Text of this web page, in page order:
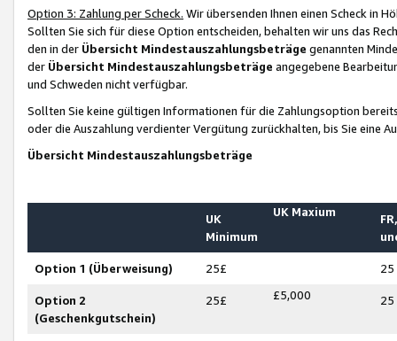
Option 3: Zahlung per Scheck. Wir übersenden Ihnen einen Scheck in
Sollten Sie sich für diese Option entscheiden, behalten wir uns das
den in der Übersicht Mindestauszahlungsbeträge genannten
der Übersicht Mindestauszahlungsbeträge angegebene
und Schweden nicht verfügbar.
Sollten Sie keine gültigen Informationen für die Zahlungsoption
oder die Auszahlung verdienter Vergütung zurückhalten, bis Sie
Übersicht Mindestauszahlungsbeträge
UK
Minimum
UK Maxium
Option 1 (Überweisung) 25£ 25
Option 2
(Geschenkgutschein)
25£ £5,000 25